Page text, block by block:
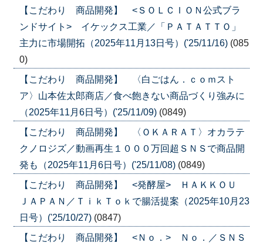
【こだわり 商品開発】 <ＳＯＬＣＩＯＮ公式ブラ
ンドサイト> イケックス工業／「ＰＡＴＡＴＴＯ」
主力に市場開拓（2025年11月13日号）('25/11/16) (085
0)
【こだわり 商品開発】 〈白ごはん．ｃｏｍスト
ア〉山本佐太郎商店／食べ飽きない商品づくり強みに
（2025年11月6日号）('25/11/09) (0849)
【こだわり 商品開発】 〈ＯＫＡＲＡＴ〉オカラテ
クノロジズ／動画再生１０００万回超ＳＮＳで商品開
発も（2025年11月6日号）('25/11/08) (0849)
【こだわり 商品開発】 <発酵屋> ＨＡＫＫＯＵ
ＪＡＰＡＮ／ＴｉｋＴｏｋで腸活提案（2025年10月23
日号）('25/10/27) (0847)
【こだわり 商品開発】 <Ｎｏ．> Ｎｏ．／ＳＮＳ